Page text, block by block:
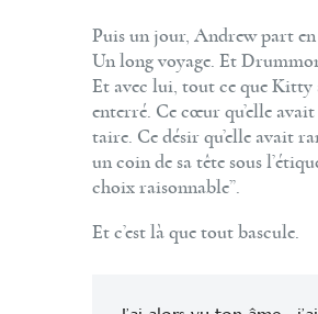
Puis un jour, Andrew part en
Un long voyage. Et
Et avec lui, tout ce que Kitty
enterré. Ce cœur qu’elle avait
taire. Ce désir qu’elle avait
un coin de sa tête sous
choix raisonnable”.
Et c’est là que tout bascule.